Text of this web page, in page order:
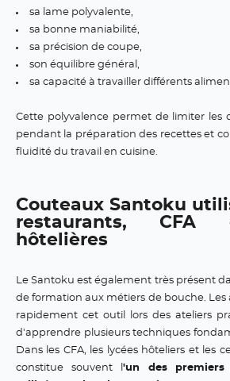
sa lame polyvalente,
sa bonne maniabilité,
sa précision de coupe,
son équilibre général,
sa capacité à travailler différents
Cette polyvalence permet de limiter les
pendant la préparation des recettes et
fluidité du travail en cuisine.
Couteaux Santoku
restaurants, CFA
hôtelières
Le Santoku est également très présent
de formation aux métiers de bouche.
rapidement cet outil lors des ateliers
d'apprendre plusieurs techniques
Dans les CFA, les lycées hôteliers et les
constitue souvent l 'un des premiers